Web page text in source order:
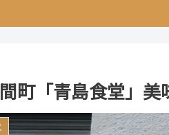
町「青島食堂」美